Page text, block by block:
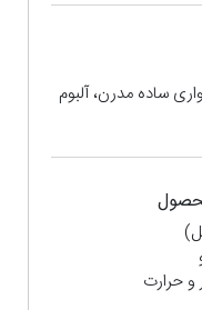
ساده مدرن، آلبوم
و حرارت